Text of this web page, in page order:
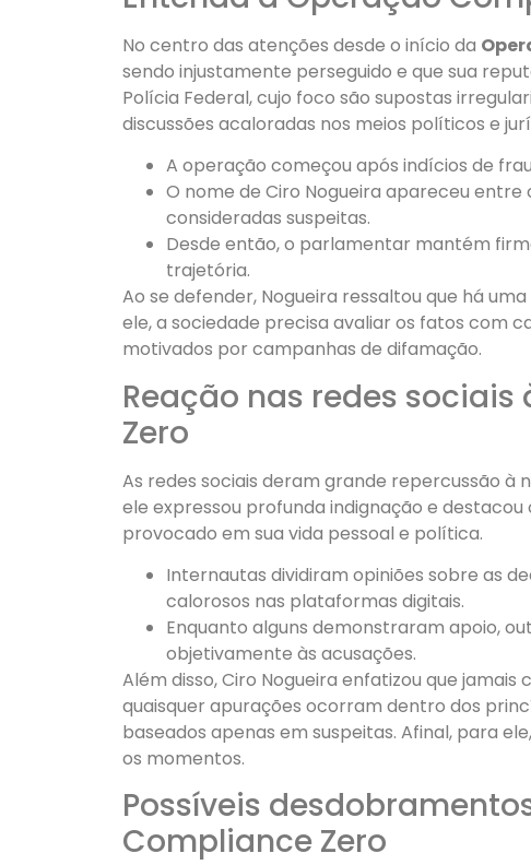
No centro das atenções desde o início da
sendo injustamente perseguido e que sua
Polícia Federal, cujo foco são supostas
discussões acaloradas nos meios políticos e
A operação começou após indícios de
O nome de Ciro Nogueira apareceu
consideradas suspeitas.
Desde então, o parlamentar mantém
trajetória.
Ao se defender, Nogueira ressaltou que há
ele, a sociedade precisa avaliar os fatos com
motivados por campanhas de difamação.
Reação nas redes
Zero
As redes sociais deram grande repercussão à
ele expressou profunda indignação e
provocado em sua vida pessoal e política.
Internautas dividiram opiniões sobre as
calorosos nas plataformas digitais.
Enquanto alguns demonstraram apoio,
objetivamente às acusações.
Além disso, Ciro Nogueira enfatizou que
quaisquer apurações ocorram dentro dos
baseados apenas em suspeitas. Afinal, para
os momentos.
Possíveis
Compliance Zero